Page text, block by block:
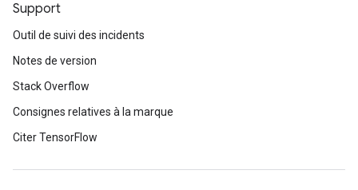
Support
Outil de suivi des incidents
Notes de version
Stack Overflow
Consignes relatives à la marque
Citer TensorFlow